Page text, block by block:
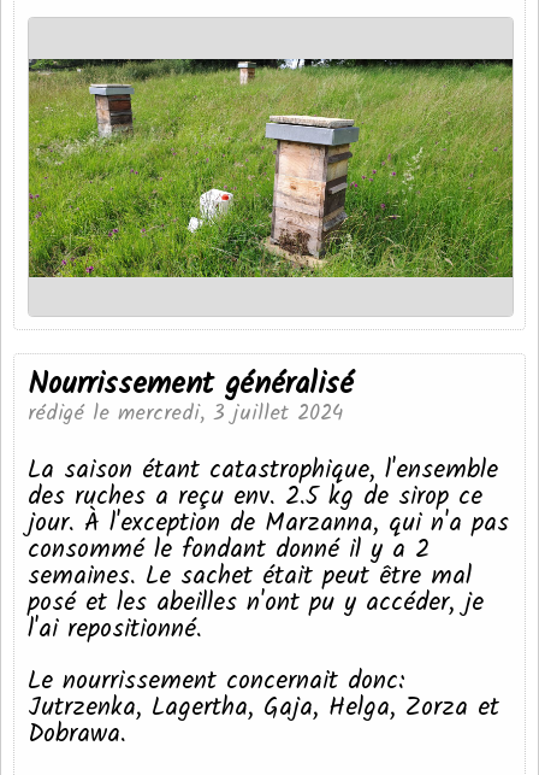
Nourrissement généralisé
rédigé le mercredi, 3 juillet 2024
La saison étant catastrophique, l'ensemble
des ruches a reçu env. 2.5 kg de sirop ce
jour. À l'exception de Marzanna, qui n'a pas
consommé le fondant donné il y a 2
semaines. Le sachet était peut être mal
posé et les abeilles n'ont pu y accéder, je
l'ai repositionné.
Le nourrissement concernait donc:
Jutrzenka, Lagertha, Gaja, Helga, Zorza et
Dobrawa.